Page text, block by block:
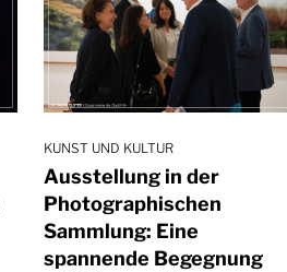
KUNST UND KULTUR
Ausstellung in der
Photographischen
Sammlung: Eine
spannende Begegnung